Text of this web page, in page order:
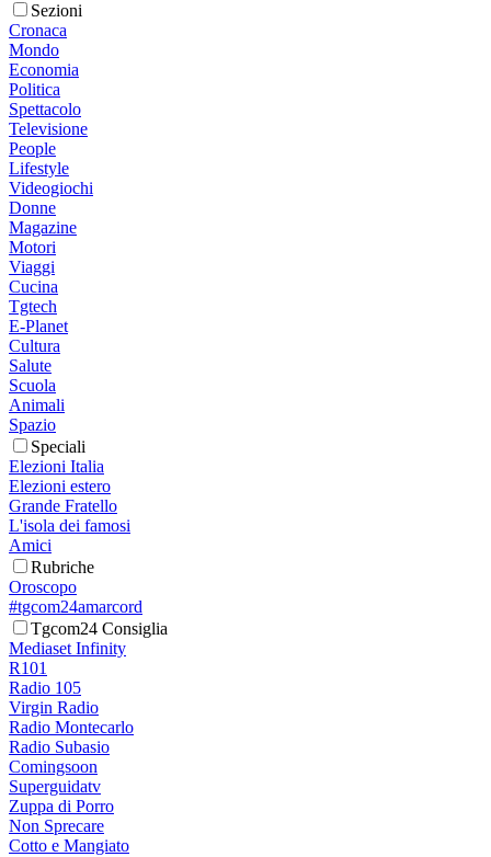
Sezioni
Cronaca
Mondo
Economia
Politica
Spettacolo
Televisione
People
Lifestyle
Videogiochi
Donne
Magazine
Motori
Viaggi
Cucina
Tgtech
E-Planet
Cultura
Salute
Scuola
Animali
Spazio
Speciali
Elezioni Italia
Elezioni estero
Grande Fratello
L'isola dei famosi
Amici
Rubriche
Oroscopo
#tgcom24amarcord
Tgcom24 Consiglia
Mediaset Infinity
R101
Radio 105
Virgin Radio
Radio Montecarlo
Radio Subasio
Comingsoon
Superguidatv
Zuppa di Porro
Non Sprecare
Cotto e Mangiato